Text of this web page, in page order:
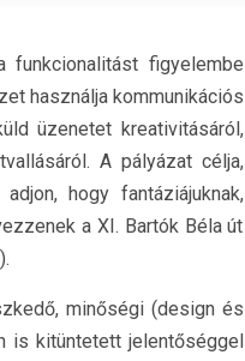
funkcionalitást figyelembe
használja kommunikációs
üzenetet kreativitásáról,
A pályázat célja,
hogy fantáziájuknak,
a XI. Bartók Béla út
minőségi (design és
is kitüntetett jelentőséggel